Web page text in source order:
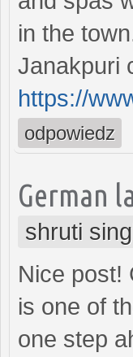
in the
Janakpuri
https://
odpowiedz
German
shruti
Nice post!
is one of
one step